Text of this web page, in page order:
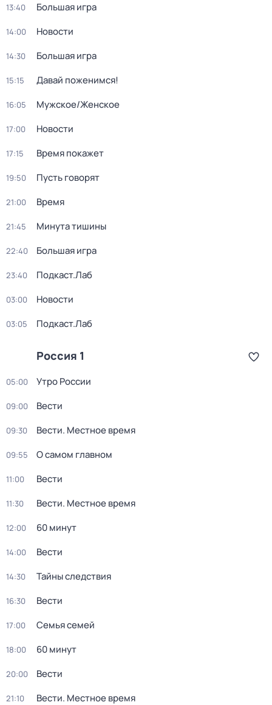
13:40 Большая игра
14:00 Новости
14:30 Большая игра
15:15 Давай поженимся!
16:05 Мужское/Женское
17:00 Новости
17:15 Время покажет
19:50 Пусть говорят
21:00 Время
21:45 Минута тишины
22:40 Большая игра
23:40 Подкаст.Лаб
03:00 Новости
03:05 Подкаст.Лаб
Россия 1
05:00 Утро России
09:00 Вести
09:30 Вести. Местное время
09:55 О самом главном
11:00 Вести
11:30 Вести. Местное время
12:00 60 минут
14:00 Вести
14:30 Тайны следствия
16:30 Вести
17:00 Семья семей
18:00 60 минут
20:00 Вести
21:10 Вести. Местное время